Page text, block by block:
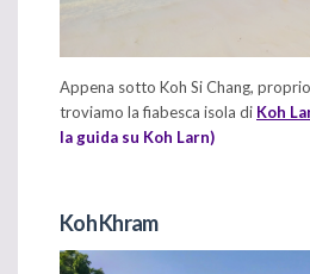
Appena sotto Koh Si Chang,
troviamo la fiabesca isola di Koh
la guida su Koh Larn)
Koh Khram